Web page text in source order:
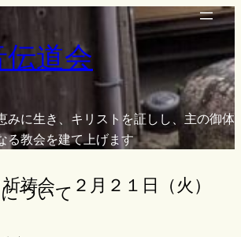
道会
みに生き、キリストを証しし、主の御体
る教会を建て上げます
祷会 ２月２１日（火）
ついて